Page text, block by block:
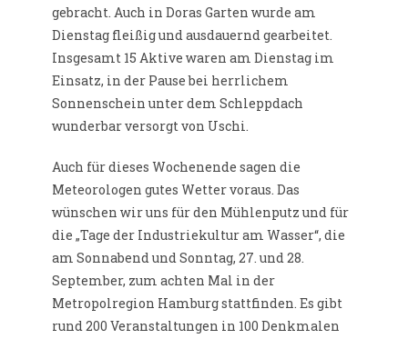
gebracht. Auch in Doras Garten wurde am
Dienstag fleißig und ausdauernd gearbeitet.
Insgesamt 15 Aktive waren am Dienstag im
Einsatz, in der Pause bei herrlichem
Sonnenschein unter dem Schleppdach
wunderbar versorgt von Uschi.
Auch für dieses Wochenende sagen die
Meteorologen gutes Wetter voraus. Das
wünschen wir uns für den Mühlenputz und für
die „Tage der Industriekultur am Wasser“, die
am Sonnabend und Sonntag, 27. und 28.
September, zum achten Mal in der
Metropolregion Hamburg stattfinden. Es gibt
rund 200 Veranstaltungen in 100 Denkmalen